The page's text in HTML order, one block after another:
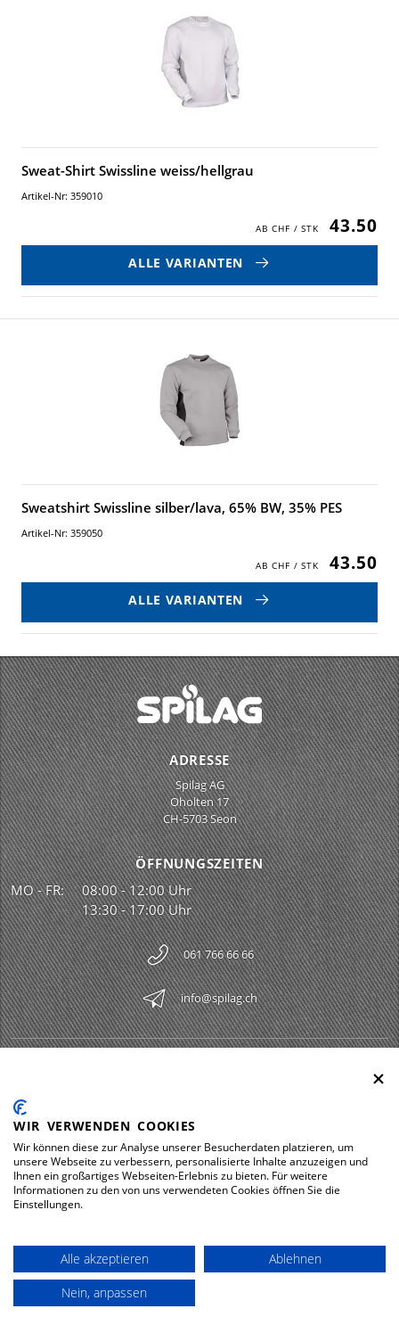
Sweat-Shirt Swissline weiss/hellgrau
Artikel-Nr: 359010
43.50
ALLE VARIANTEN
Sweatshirt Swissline silber/lava, 65% BW, 35% PES
Artikel-Nr: 359050
43.50
ALLE VARIANTEN
ADRESSE
Spilag AG
Oholten 17
CH-5703 Seon
ÖFFNUNGSZEITEN
MO - FR:
08:00 - 12:00 Uhr
13:30 - 17:00 Uhr
061 766 66 66
info@spilag.ch
LEGAL
DOWNLOADS
© 2026 Spilag AG
WIR VERWENDEN COOKIES
Wir können diese zur Analyse unserer Besucherdaten platzieren, um
unsere Webseite zu verbessern, personalisierte Inhalte anzuzeigen und
Ihnen ein großartiges Webseiten-Erlebnis zu bieten. Für weitere
Informationen zu den von uns verwendeten Cookies öffnen Sie die
Einstellungen.
Alle akzeptieren
Ablehnen
Nein, anpassen